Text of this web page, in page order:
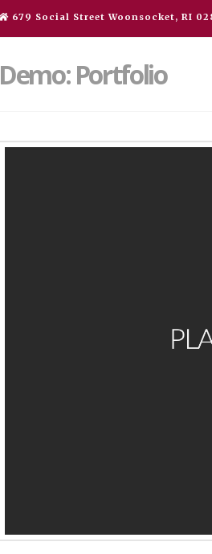
679 Social Street Woonsocket, RI
Demo: Portfolio